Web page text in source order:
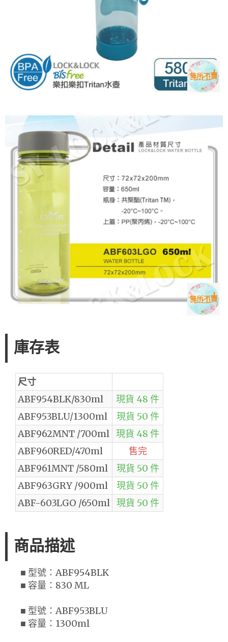
庫存表
尺寸
ABF954BLK/830ml
現貨 48 件
ABF953BLU/1300ml
現貨 50 件
ABF962MNT /700ml 現貨 48 件
ABF960RED/470ml
售完
ABF961MNT /580ml
現貨 50 件
ABF963GRY /900ml
現貨 50 件
ABF-603LGO /650ml 現貨 50 件
商品描述
■ 型號：ABF954BLK
■ 容量：830 ML
■ 型號：ABF953BLU
■ 容量：1300ml